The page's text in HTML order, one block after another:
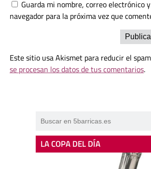
Guarda mi nombre, correo electrónico
navegador para la próxima vez que
Este sitio usa Akismet para reducir el
se procesan los datos de tus comentarios.
LA COPA DEL DÍA